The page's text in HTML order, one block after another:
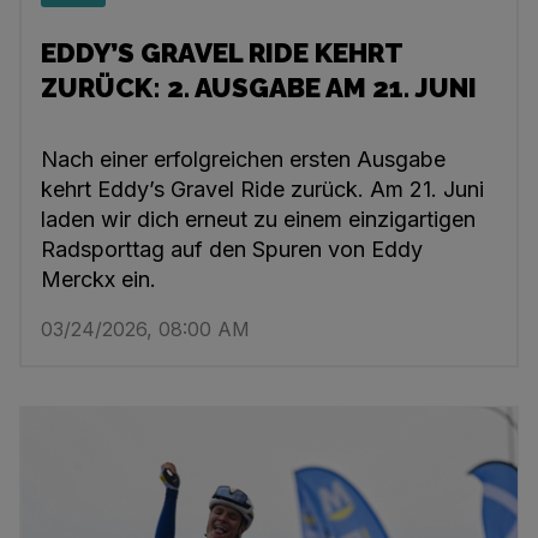
EDDY’S GRAVEL RIDE KEHRT
ZURÜCK: 2. AUSGABE AM 21. JUNI
Nach einer erfolgreichen ersten Ausgabe
kehrt Eddy’s Gravel Ride zurück. Am 21. Juni
laden wir dich erneut zu einem einzigartigen
Radsporttag auf den Spuren von Eddy
Merckx ein.
03/24/2026, 08:00 AM